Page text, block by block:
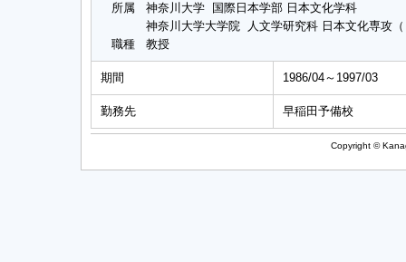
所属
神奈川大学 国際日本学部 日本文化学科
神奈川大学大学院 人文学研究科 日本文化専攻
職種
教授
期間 1986/04～1997/03
勤務先 早稲田予備校
Copyright ©